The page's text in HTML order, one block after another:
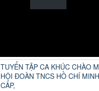
TUYỂN TẬP CA KHÚC CHÀO
HỘI ĐOÀN TNCS HỒ CHÍ
CẤP,